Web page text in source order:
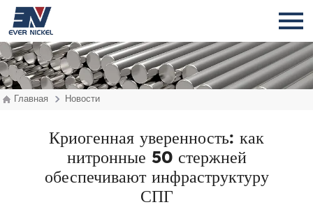
Главная Новости
Криогенная уверенность: как
нитронные 50 стержней
обеспечивают инфраструктуру
СПГ